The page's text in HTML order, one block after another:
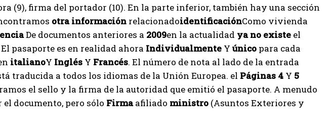
​​(9), firma del portador (10). En la parte inferior, también hay una sección
otra información relacionadoidentificaciónComo vivienda
De documentos anteriores a 2009en la actualidad ya no existe el
El pasaporte es en realidad ahora Individualmente Y único para cada
italianoY Inglés Y Francés. El número de nota al lado de la entrada
traducida a todos los idiomas de la Unión Europea. el Páginas 4 Y 5
el sello y la firma de la autoridad que emitió el pasaporte. A menudo
documento, pero sólo Firmaafiliado ministro (Asuntos Exteriores y